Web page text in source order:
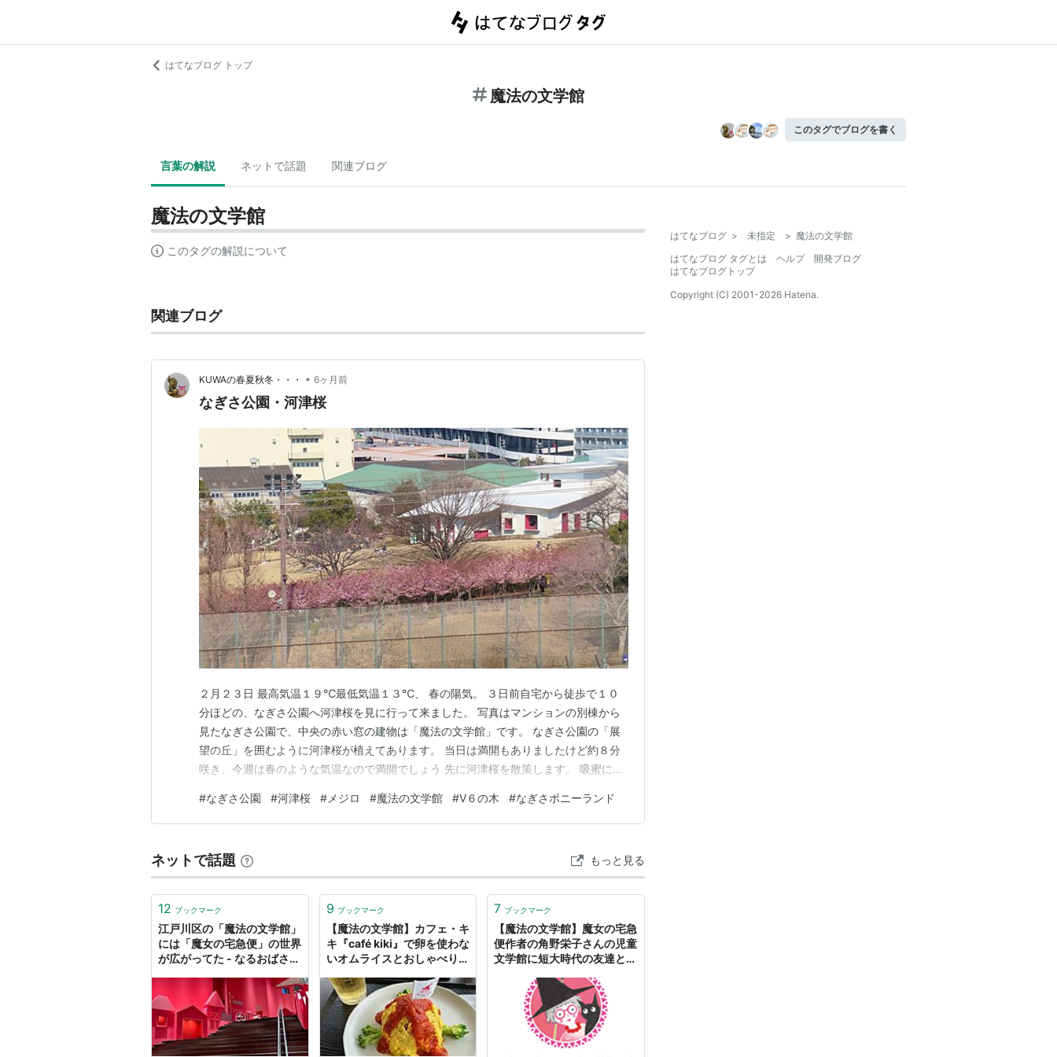
はてなブログ トップ
魔法の文学館
このタグでブログを書く
言葉の解説 ネットで話題 関連ブログ
魔法の文学館
このタグの解説について
関連ブログ
KUWAの春夏秋冬・・・ • 6ヶ月前
なぎさ公園・河津桜
２月２３日 最高気温１９℃最低気温１３℃、 春の陽気。 ３日前自宅から徒歩で１０
分ほどの、なぎさ公園へ河津桜を見に行って来ました。 写真はマンションの別棟から
見たなぎさ公園で、中央の赤い窓の建物は「魔法の文学館」です。 なぎさ公園の「展
望の丘」を囲むように河津桜が植えてあります。 当日は満開もありましたけど約８分
咲き、今週は春のような気温なので満開でしょう 先に河津桜を散策します。 吸蜜に夢
なぎさポニーランド：小学生以下は無料で乗馬体験ができます。 ランキング参加中お
写んぽ日記 ランキング参加中写真・カメラ …
#なぎさ公園 #河津桜 # メジロ #魔法の文学館 #V６の木 #なぎさポニーランド
ネットで話題 もっと見る
12 ブックマーク
江戸川区の「魔法の文学館」
には「魔女の宅急便」の世界
が広がってた - なるおばさん
9 ブックマーク
【魔法の文学館】カフェ・キ
キ『café kiki』で卵を使わな
いオムライスとおしゃべりは
ジコジ blog
7 ブックマーク
【魔法の文学館】魔女の宅急
便作者の角野栄子さんの児童
文学館に短大時代の友達と行
コジ blog
はてなブログ > 未指定 > 魔法の文学館
はてなブログ タグとは
ヘルプ
開発ブログ
はてなブログトップ
Copyright (C) 2001-2026 Hatena.